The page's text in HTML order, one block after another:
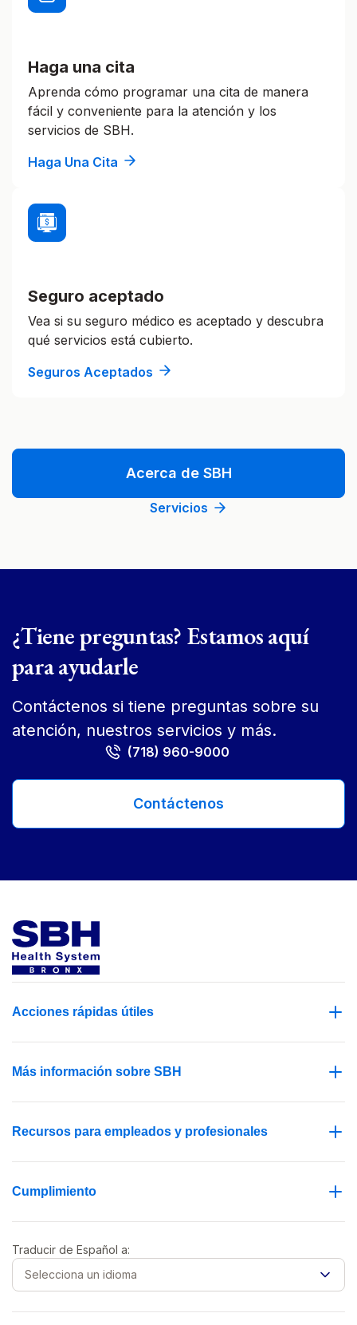
Haga una cita
Aprenda cómo programar una cita de manera
fácil y conveniente para la atención y los
servicios de SBH.
Haga Una Cita
Seguro aceptado
Vea si su seguro médico es aceptado y descubra
qué servicios está cubierto.
Seguros Aceptados
Acerca de SBH
Servicios
¿Tiene preguntas? Estamos aquí
para ayudarle
Contáctenos si tiene preguntas sobre su
atención, nuestros servicios y más.
(718) 960-9000
Contáctenos
Acciones rápidas útiles
Más información sobre SBH
Recursos para empleados y profesionales
Cumplimiento
Traducir de Español a:
Selecciona un idioma